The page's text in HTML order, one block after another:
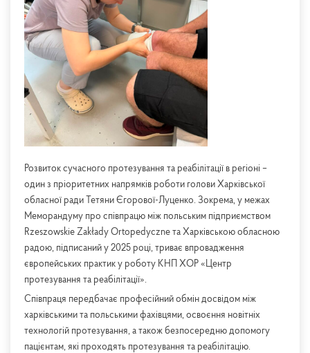
Розвиток сучасного протезування та реабілітації в регіоні –
один з пріоритетних напрямків роботи голови Харківської
обласної ради Тетяни Єгорової-Луценко. Зокрема, у межах
Меморандуму про співпрацю між польським підприємством
Rzeszowskie Zakłady Ortopedyczne та Харківською обласною
радою, підписаний у 2025 році, триває впровадження
європейських практик у роботу КНП ХОР «Центр
протезування та реабілітації».
Співпраця передбачає професійний обмін досвідом між
харківськими та польськими фахівцями, освоєння новітніх
технологій протезування, а також безпосередню допомогу
пацієнтам, які проходять протезування та реабілітацію.